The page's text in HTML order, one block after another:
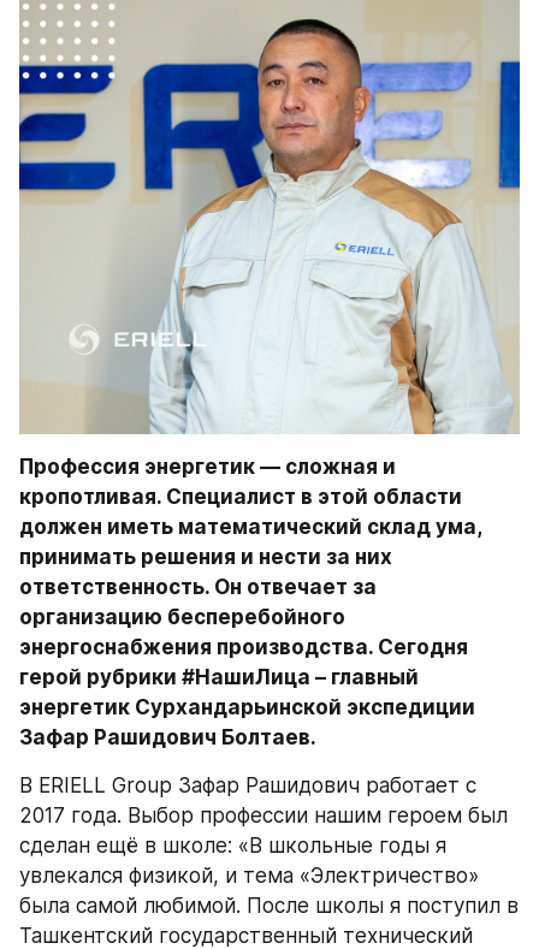
Профессия энергетик — сложная и
кропотливая. Специалист в этой области
должен иметь математический склад ума,
принимать решения и нести за них
ответственность. Он отвечает за
организацию бесперебойного
энергоснабжения производства. Сегодня
герой рубрики #НашиЛица – главный
энергетик Сурхандарьинской экспедиции
Зафар Рашидович Болтаев.
В ERIELL Group Зафар Рашидович работает с
2017 года. Выбор профессии нашим героем был
сделан ещё в школе: «В школьные годы я
увлекался физикой, и тема «Электричество»
была самой любимой. После школы я поступил в
Ташкентский государственный технический